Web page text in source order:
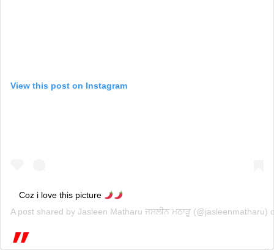
View this post on Instagram
Coz i love this picture
A post shared by Jasleen Matharu ਜਸਲੀਨ ਮਠਾੜੂ (@jasleenmatharu)